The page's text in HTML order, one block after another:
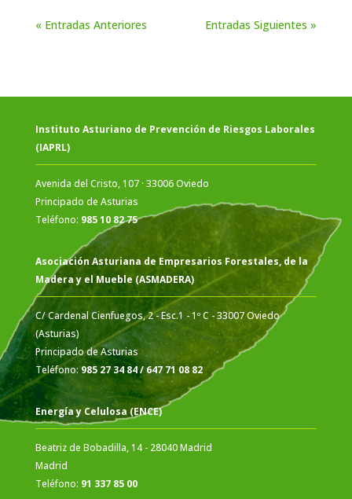
« Entradas Anteriores Entradas Siguientes »
Instituto Asturiano de Prevención de Riesgos Laborales
(IAPRL)
Avenida del Cristo, 107 · 33006 Oviedo
Principado de Asturias
Teléfono: 985 10 82 75
Asociación Asturiana de Empresarios Forestales, de la
Madera y el Mueble (ASMADERA)
C/ Cardenal Cienfuegos, 2 - Esc.1 - 1º C - 33007 Oviedo
(Asturias)
Principado de Asturias
Teléfono:985 27 34 84 / 647 71 08 82
Energía y Celulosa (ENCE)
Beatriz de Bobadilla, 14 - 28040 Madrid
Madrid
Teléfono: 91 337 85 00